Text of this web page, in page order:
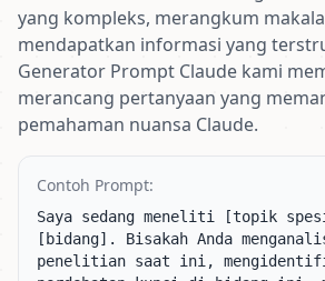
yang kompleks, merangkum
mendapatkan informasi yang
Generator Prompt Claude kami
merancang pertanyaan yang
pemahaman nuansa Claude.
Contoh Prompt:
Saya sedang meneliti [topik
[bidang]. Bisakah Anda
penelitian saat ini,